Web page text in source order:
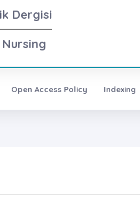
Dergisi
Open Access Policy Indexing